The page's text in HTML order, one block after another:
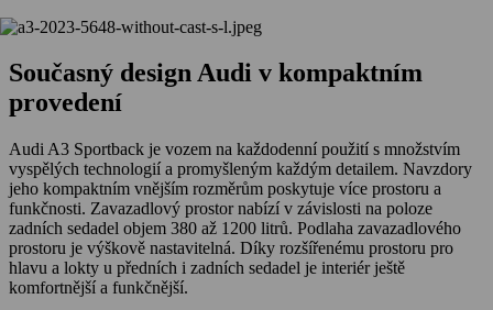
Současný design Audi v kompaktním
provedení
Audi A3 Sportback je vozem na každodenní použití s množstvím
vyspělých technologií a promyšleným každým detailem. Navzdory
jeho kompaktním vnějším rozměrům poskytuje více prostoru a
funkčnosti. Zavazadlový prostor nabízí v závislosti na poloze
zadních sedadel objem 380 až 1200 litrů. Podlaha zavazadlového
prostoru je výškově nastavitelná. Díky rozšířenému prostoru pro
hlavu a lokty u předních i zadních sedadel je interiér ještě
komfortnější a funkčnější.